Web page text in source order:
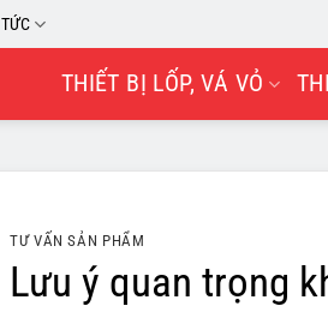
THIẾT BỊ LỐP, VÁ VỎ
TƯ VẤN SẢN PHẨM
Lưu ý quan trọng